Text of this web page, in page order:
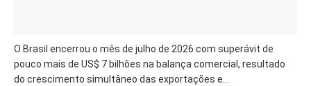
O Brasil encerrou o mês de julho de 2026 com superávit de
pouco mais de US$ 7 bilhões na balança comercial, resultado
do crescimento simultâneo das exportações e...